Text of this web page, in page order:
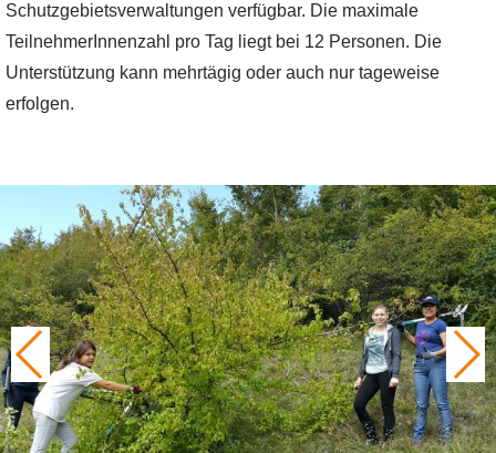
Schutzgebietsverwaltungen verfügbar. Die maximale
TeilnehmerInnenzahl pro Tag liegt bei 12 Personen. Die
Unterstützung kann mehrtägig oder auch nur tageweise
erfolgen.